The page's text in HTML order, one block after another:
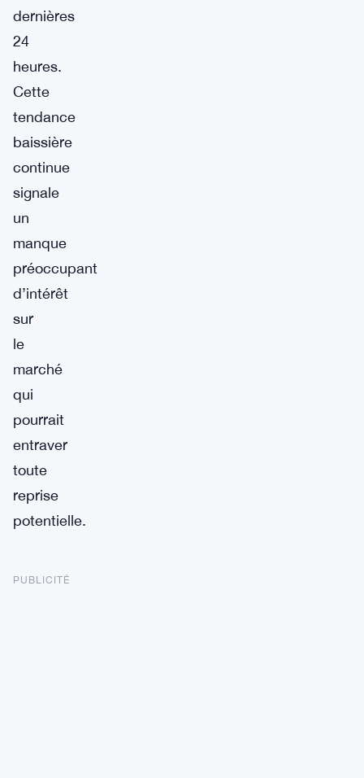
dernières
24
heures.
Cette
tendance
baissière
continue
signale
un
manque
préoccupant
d’intérêt
sur
le
marché
qui
pourrait
entraver
toute
reprise
potentielle.
PUBLICITÉ